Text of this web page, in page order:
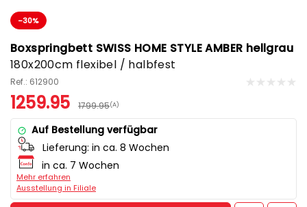
-30%
Boxspringbett SWISS HOME STYLE AMBER hellgrau
180x200cm flexibel / halbfest
Ref.: 612900
1259.95 1799.95(A)
Auf Bestellung verfügbar
Lieferung: in ca. 8 Wochen
in ca. 7 Wochen
Mehr erfahren
Ausstellung in Filiale